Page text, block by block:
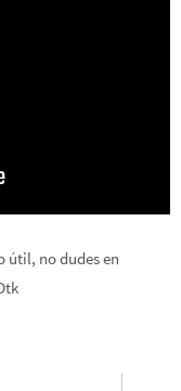
útil, no dudes en